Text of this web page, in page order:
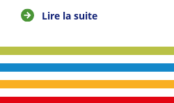
Lire la suite